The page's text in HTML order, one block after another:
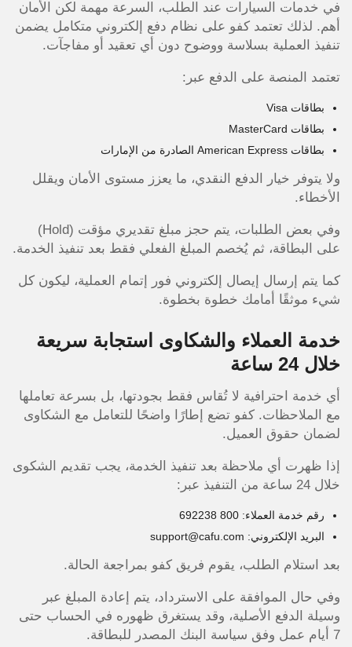
في خدمات السيارات عند الطلب، السرعة مهمة لكن الأمان
أهم. لذلك تعتمد كفو على نظام دفع إلكتروني متكامل يضمن
تنفيذ العملية بسلاسة ووضوح دون أي تعقيد أو مفاجآت.
تعتمد المنصة على الدفع عبر:
بطاقات Visa
بطاقات MasterCard
بطاقات American Express الصادرة من الإمارات
ولا يتوفر خيار الدفع النقدي، ما يعزز مستوى الأمان ويقلل
الأخطاء.
وفي بعض الطلبات، يتم حجز مبلغ تقديري مؤقت (Hold)
على البطاقة، ثم يُخصم المبلغ الفعلي فقط بعد تنفيذ الخدمة.
كما يتم إرسال إيصال إلكتروني فور إتمام العملية، ليكون كل
شيء موثقًا أمامك خطوة بخطوة.
خدمة العملاء والشكاوى استجابة سريعة
خلال 24 ساعة
أي خدمة احترافية لا تُقاس فقط بجودتها، بل بسرعة تعاملها
مع الملاحظات. كفو تضع إطارًا واضحًا للتعامل مع الشكاوى
لضمان حقوق العميل.
إذا ظهرت أي ملاحظة بعد تنفيذ الخدمة، يجب تقديم الشكوى
خلال 24 ساعة من التنفيذ عبر:
رقم خدمة العملاء: 800 692238
البريد الإلكتروني: support@cafu.com
بعد استلام الطلب، يقوم فريق كفو بمراجعة الحالة.
وفي حال الموافقة على الاسترداد، يتم إعادة المبلغ عبر
وسيلة الدفع الأصلية، وقد يستغرق ظهوره في الحساب حتى
7 أيام عمل وفق سياسة البنك المصدر للبطاقة.